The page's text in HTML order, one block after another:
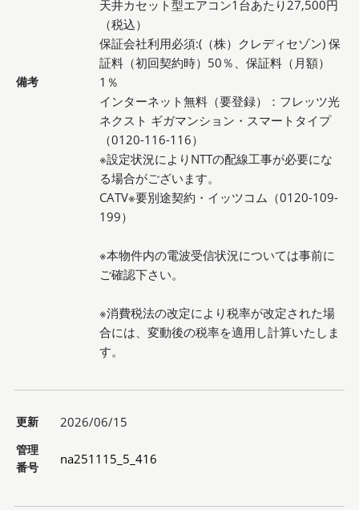
備考
天井カセット型エアコン1台あたり27,500円
（税込）
保証会社利用必須:(（株）クレディセゾン) 保
証料（初回契約時）50％、保証料（月額）
1％
インターネット無料（要登録）：フレッツ光
ネクスト ギガマンション・スマートタイプ
（0120-116-116）
※設定状況によりNTTの配線工事が必要にな
る場合がございます。
CATV※要別途契約・イッツコム（0120-109-
199）
※本物件内の電波受信状況については事前に
ご確認下さい。
※消費税法の改定により税率が改定された場
合には、変動後の税率を適用し計算いたしま
す。
更新 2026/06/15
管理
番号
na251115_5_416